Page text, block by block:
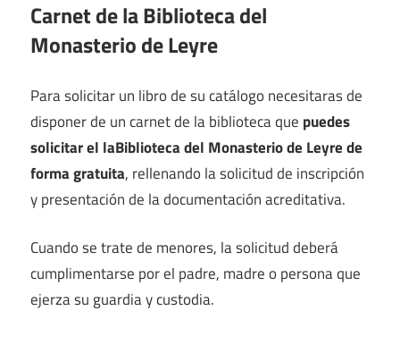
Carnet de la Biblioteca del
Monasterio de Leyre
Para solicitar un libro de su catálogo necesitaras de
disponer de un carnet de la biblioteca que puedes
solicitar el laBiblioteca del Monasterio de Leyre de
forma gratuita, rellenando la solicitud de inscripción
y presentación de la documentación acreditativa.
Cuando se trate de menores, la solicitud deberá
cumplimentarse por el padre, madre o persona que
ejerza su guardia y custodia.